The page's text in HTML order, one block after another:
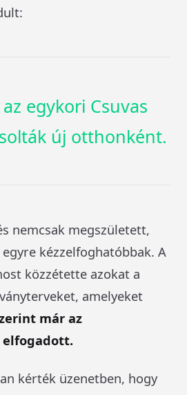
egykori Csuvas
új otthonként.
nemcsak megszületett,
kézzelfoghatóbbak. A
közzétette azokat a
amelyeket
már az
elfogadott.
kérték üzenetben, hogy